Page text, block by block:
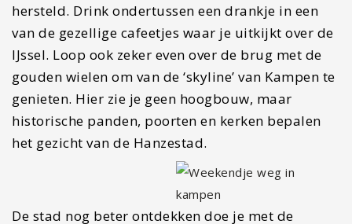
hersteld. Drink ondertussen een drankje in een
van de gezellige cafeetjes waar je uitkijkt over de
IJssel. Loop ook zeker even over de brug met de
gouden wielen om van de ‘skyline’ van Kampen te
genieten. Hier zie je geen hoogbouw, maar
historische panden, poorten en kerken bepalen
het gezicht van de Hanzestad.
De stad nog beter ontdekken doe je met de